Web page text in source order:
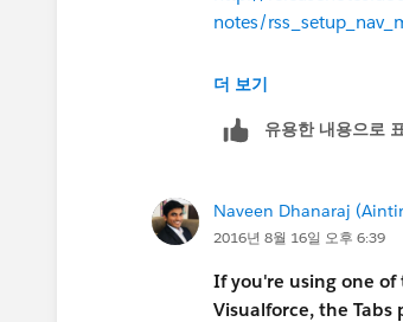
notes/
https://
더 보기
유용한 내용으로
Naveen Dhanaraj
2016년 8월 16일 오후 6:39
If you're using one of
Visualforce, the